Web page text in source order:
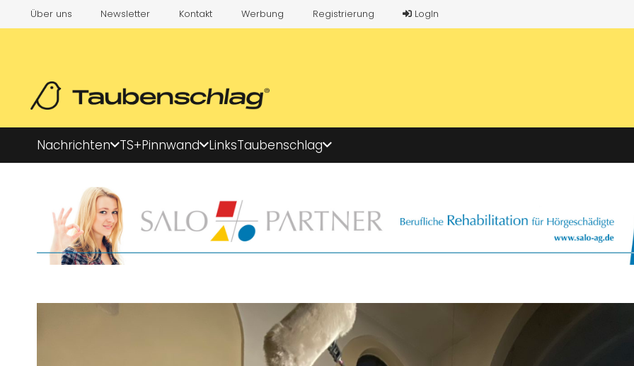
Über uns Newsletter Kontakt Werbung Registrierung LogIn
Nachrichten TS+Pinnwand LinksTaubenschlag